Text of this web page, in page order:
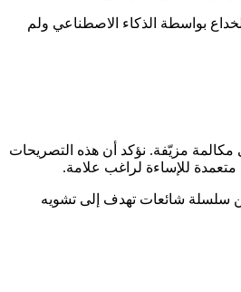
بواسطة الذكاء الاصطناعي ولم
مزيّفة. نؤكد أن هذه التصريحات
للإساءة لراغب علامة.
من سلسلة شائعات تهدف إلى تشويه